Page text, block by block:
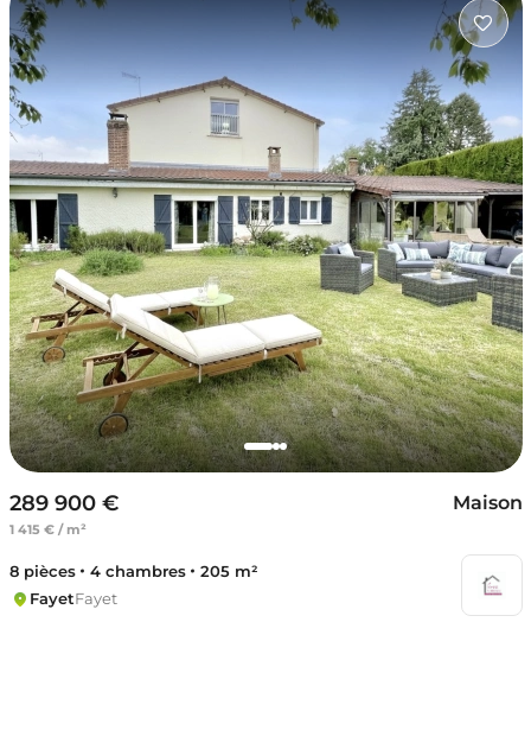
289 900 €
1 415 € / m²
Maison
8 pièces 4 chambres
205 m²
FayetFayet